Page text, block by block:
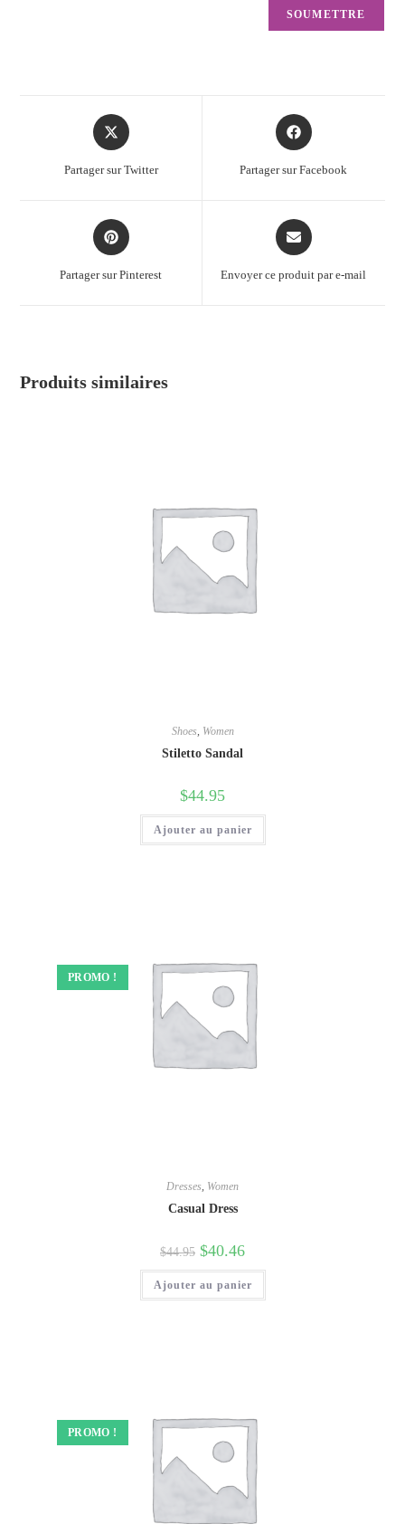
Partager sur Twitter Partager sur Facebook
Partager sur Pinterest Envoyer ce produit par e-mail
Produits similaires
Shoes, Women
Stiletto Sandal
$44.95
Ajouter au panier
PROMO !
Dresses, Women
Casual Dress
$44.95 $40.46
Ajouter au panier
PROMO !